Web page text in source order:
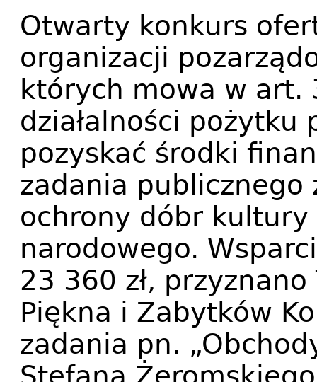
Otwarty konkurs
organizacji
których mowa w art.
działalności pożytku
pozyskać środki
zadania
ochrony dóbr
narodowego.
23 360 zł,
Piękna i Zabytków
zadania pn.